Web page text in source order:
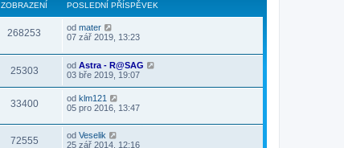
ZOBRAZENÍ POSLEDNÍ PŘÍSPĚVEK
268253 od mater
07 zář 2019, 13:23
25303 od Astra - R@SAG
03 bře 2019, 19:07
33400 od klm121
05 pro 2016, 13:47
72555 od Veselik
25 zář 2014, 12:16